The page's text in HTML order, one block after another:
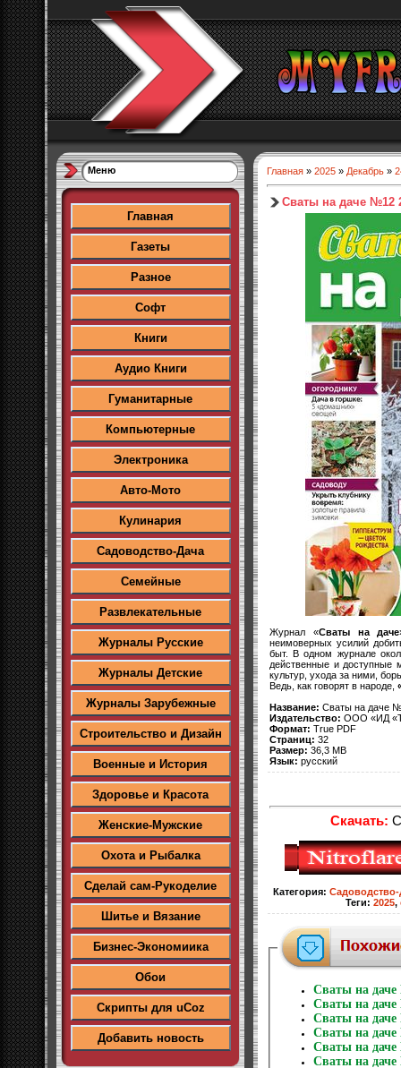
Меню
Главная
Газеты
Разное
Софт
Книги
Аудио Книги
Гуманитарные
Компьютерные
Электроника
Авто-Мото
Кулинария
Садоводство-Дача
Семейные
Развлекательные
Журналы Русские
Журналы Детские
Журналы Зарубежные
Строительство и Дизайн
Военные и История
Здоровье и Красота
Женские-Мужские
Охота и Рыбалка
Сделай сам-Рукоделие
Шитье и Вязание
Бизнес-Экономиика
Обои
Скрипты для uCoz
Добавить новость
Главная » 2025 » Декабрь »
Сваты на даче №12
Журнал «Сваты на даче
неимоверных усилий
быт. В одном журнале
действенные и доступные
культур, ухода за ними,
Ведь, как говорят в народе,
Название: Сваты на даче
Издательство: ООО «ИД
Формат: True PDF
Страниц: 32
Размер: 36,3 MB
Язык: русский
Скачать:
Категория: Садоводство-
Теги: 2025,
Сваты на даче
Сваты на даче
Сваты на
Сваты на
Сваты на
Сваты на